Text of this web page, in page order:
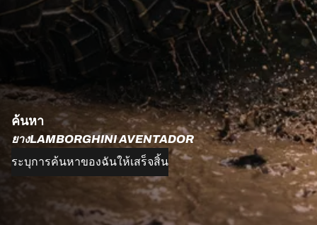
ค้นหา
ยางLAMBORGHINI AVENTADOR
ระบุการค้นหาของฉันให้เสร็จสิ้น